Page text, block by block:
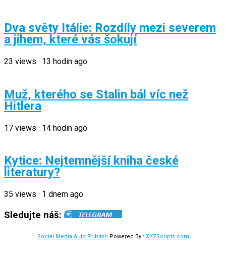
Dva světy Itálie: Rozdíly mezi severem
a jihem, které vás šokují
23 views · 13 hodin ago
Muž, kterého se Stalin bál víc než
Hitlera
17 views · 14 hodin ago
Kytice: Nejtemnější kniha české
literatury?
35 views · 1 dnem ago
Sledujte náš:
Social Media Auto Publish Powered By : XYZScripts.com